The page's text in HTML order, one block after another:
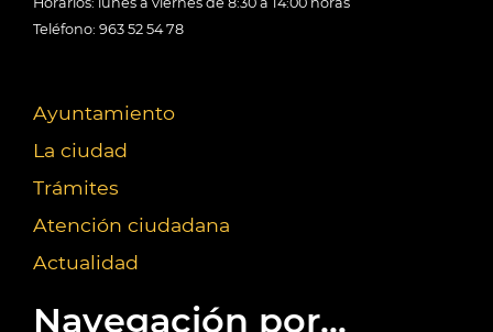
Teléfono: 963 52 54 78
Ayuntamiento
La ciudad
Trámites
Atención ciudadana
Actualidad
Navegación por...